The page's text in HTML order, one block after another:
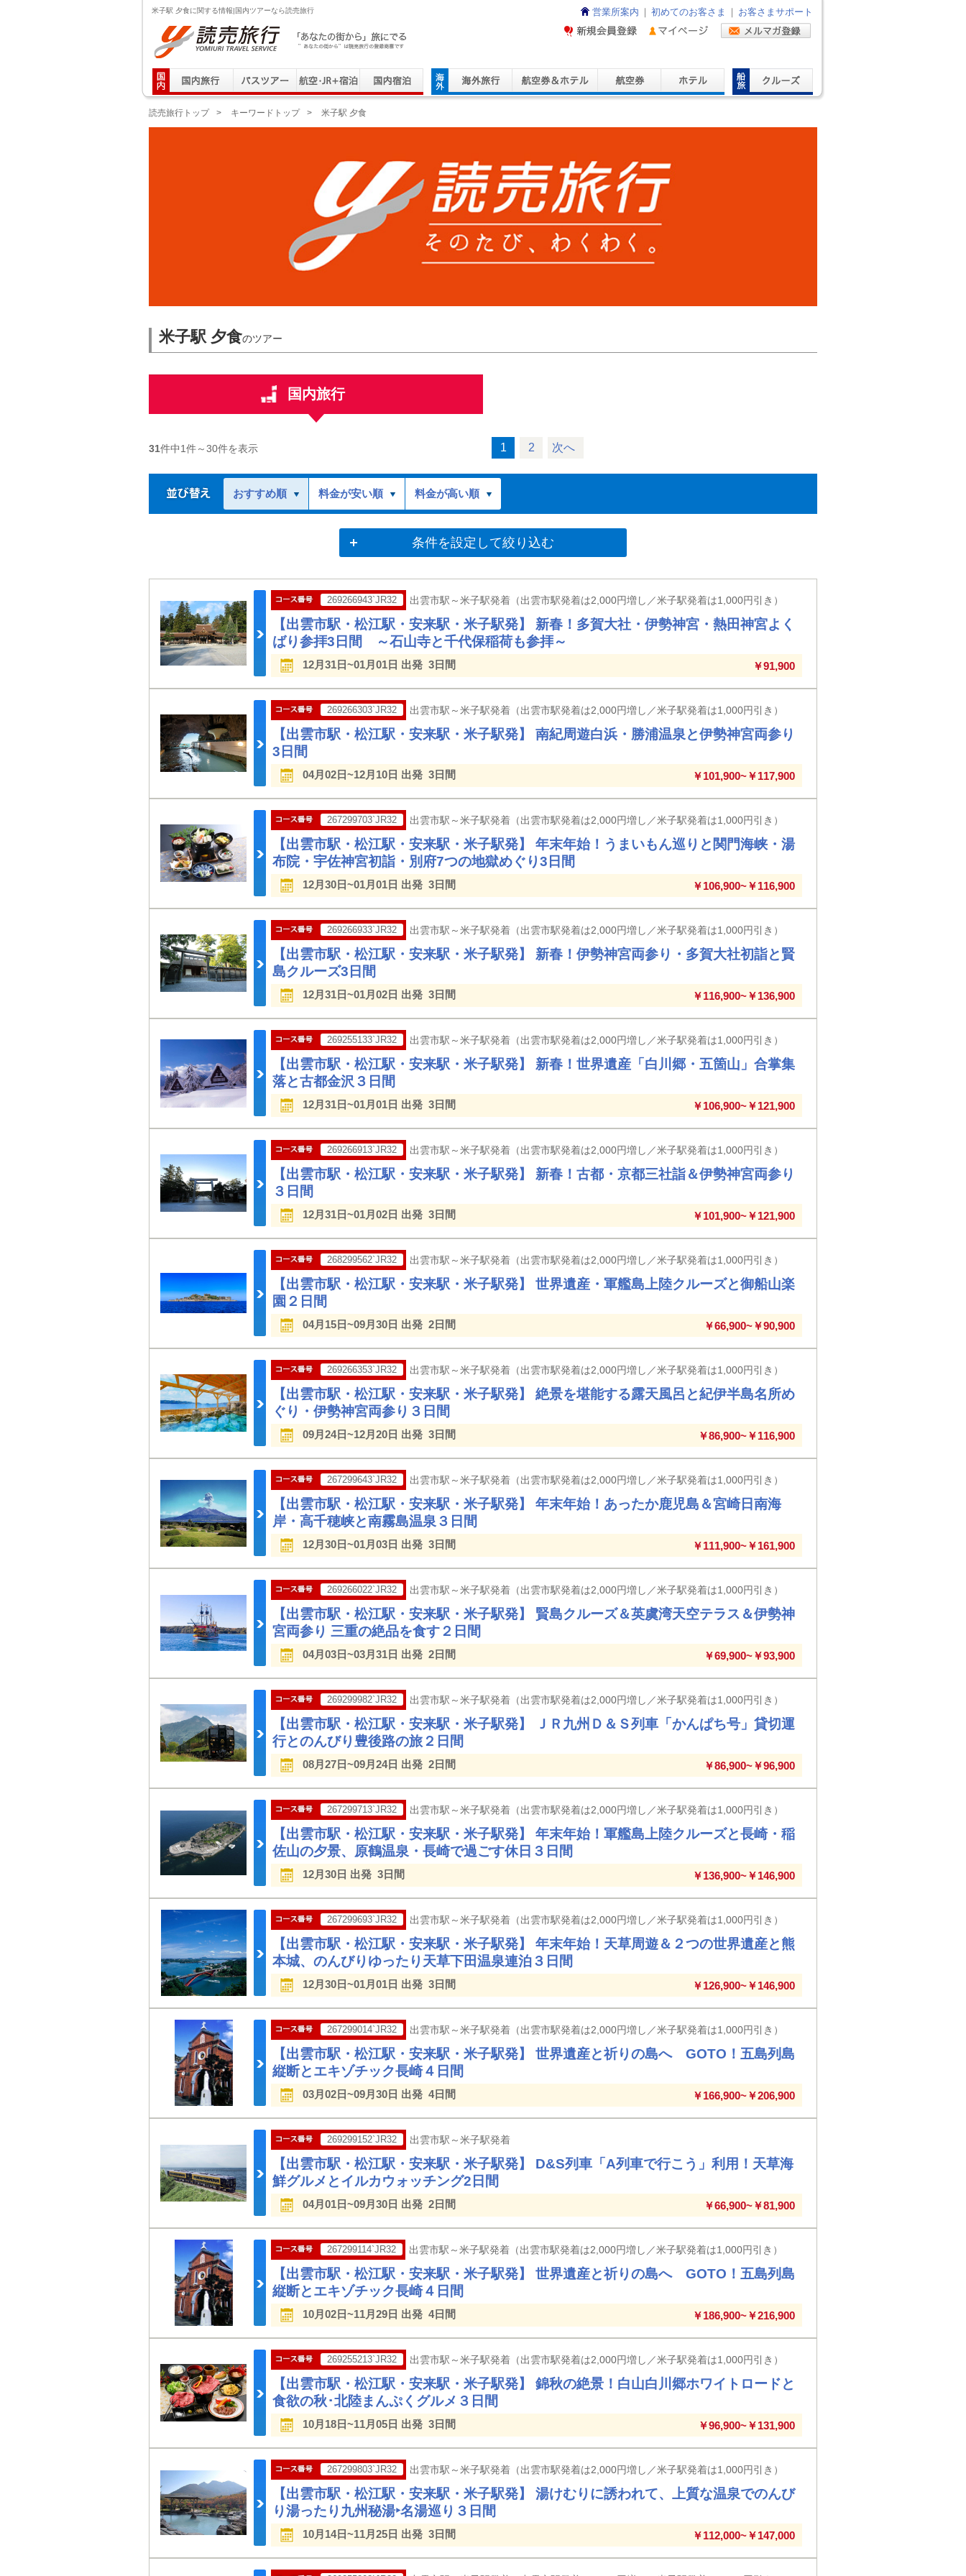
米子駅 夕食に関する情報|国内ツアーなら読売旅行
読売旅行 「あなたの街から」旅にでる｜Yomiuri Travel Service
営業所案内 初めてのお客さま お客さまサポート
読売旅行トップ > キーワードトップ > 米子駅 夕食
米子駅 夕食のツアー
国内旅行
31件中1件～30件を表示 1 2 次へ
おすすめ順 料金が安い順 料金が高い順
条件を設定して絞り込む
269266943`JR32 出雲市駅～米子駅発着（出雲市駅発着は2,000円増し／米子駅発着は1,000円引き）
【出雲市駅・松江駅・安来駅・米子駅発】 新春！多賀大社・伊勢神宮・熱田神宮よく
ばり参拝3日間 ～石山寺と千代保稲荷も参拝～
12月31日~01月01日 出発 3日間 ￥91,900
269266303`JR32 出雲市駅～米子駅発着（出雲市駅発着は2,000円増し／米子駅発着は1,000円引き）
【出雲市駅・松江駅・安来駅・米子駅発】 南紀周遊白浜・勝浦温泉と伊勢神宮両参り
3日間
04月02日~12月10日 出発 3日間 ￥101,900~￥117,900
267299703`JR32 出雲市駅～米子駅発着（出雲市駅発着は2,000円増し／米子駅発着は1,000円引き）
【出雲市駅・松江駅・安来駅・米子駅発】 年末年始！うまいもん巡りと関門海峡・湯
布院・宇佐神宮初詣・別府7つの地獄めぐり3日間
12月30日~01月01日 出発 3日間 ￥106,900~￥116,900
269266933`JR32 出雲市駅～米子駅発着（出雲市駅発着は2,000円増し／米子駅発着は1,000円引き）
【出雲市駅・松江駅・安来駅・米子駅発】 新春！伊勢神宮両参り・多賀大社初詣と賢
島クルーズ3日間
12月31日~01月02日 出発 3日間 ￥116,900~￥136,900
269255133`JR32 出雲市駅～米子駅発着（出雲市駅発着は2,000円増し／米子駅発着は1,000円引き）
【出雲市駅・松江駅・安来駅・米子駅発】 新春！世界遺産「白川郷・五箇山」合掌集
落と古都金沢３日間
12月31日~01月01日 出発 3日間 ￥106,900~￥121,900
269266913`JR32 出雲市駅～米子駅発着（出雲市駅発着は2,000円増し／米子駅発着は1,000円引き）
【出雲市駅・松江駅・安来駅・米子駅発】 新春！古都・京都三社詣＆伊勢神宮両参り
３日間
12月31日~01月02日 出発 3日間 ￥101,900~￥121,900
268299562`JR32 出雲市駅～米子駅発着（出雲市駅発着は2,000円増し／米子駅発着は1,000円引き）
【出雲市駅・松江駅・安来駅・米子駅発】 世界遺産・軍艦島上陸クルーズと御船山楽
園２日間
04月15日~09月30日 出発 2日間 ￥66,900~￥90,900
269266353`JR32 出雲市駅～米子駅発着（出雲市駅発着は2,000円増し／米子駅発着は1,000円引き）
【出雲市駅・松江駅・安来駅・米子駅発】 絶景を堪能する露天風呂と紀伊半島名所め
ぐり・伊勢神宮両参り３日間
09月24日~12月20日 出発 3日間 ￥86,900~￥116,900
267299643`JR32 出雲市駅～米子駅発着（出雲市駅発着は2,000円増し／米子駅発着は1,000円引き）
【出雲市駅・松江駅・安来駅・米子駅発】 年末年始！あったか鹿児島＆宮崎日南海
岸・高千穂峡と南霧島温泉３日間
12月30日~01月03日 出発 3日間 ￥111,900~￥161,900
269266022`JR32 出雲市駅～米子駅発着（出雲市駅発着は2,000円増し／米子駅発着は1,000円引き）
【出雲市駅・松江駅・安来駅・米子駅発】 賢島クルーズ＆英虞湾天空テラス＆伊勢神
宮両参り 三重の絶品を食す２日間
04月03日~03月31日 出発 2日間 ￥69,900~￥93,900
269299982`JR32 出雲市駅～米子駅発着（出雲市駅発着は2,000円増し／米子駅発着は1,000円引き）
【出雲市駅・松江駅・安来駅・米子駅発】 ＪＲ九州Ｄ＆Ｓ列車「かんぱち号」貸切運
行とのんびり豊後路の旅２日間
08月27日~09月24日 出発 2日間 ￥86,900~￥96,900
267299713`JR32 出雲市駅～米子駅発着（出雲市駅発着は2,000円増し／米子駅発着は1,000円引き）
【出雲市駅・松江駅・安来駅・米子駅発】 年末年始！軍艦島上陸クルーズと長崎・稲
佐山の夕景、原鶴温泉・長崎で過ごす休日３日間
12月30日 出発 3日間 ￥136,900~￥146,900
267299693`JR32 出雲市駅～米子駅発着（出雲市駅発着は2,000円増し／米子駅発着は1,000円引き）
【出雲市駅・松江駅・安来駅・米子駅発】 年末年始！天草周遊＆２つの世界遺産と熊
本城、のんびりゆったり天草下田温泉連泊３日間
12月30日~01月01日 出発 3日間 ￥126,900~￥146,900
267299014`JR32 出雲市駅～米子駅発着（出雲市駅発着は2,000円増し／米子駅発着は1,000円引き）
【出雲市駅・松江駅・安来駅・米子駅発】 世界遺産と祈りの島へ GOTO！五島列島
縦断とエキゾチック長崎４日間
03月02日~09月30日 出発 4日間 ￥166,900~￥206,900
269299152`JR32 出雲市駅～米子駅発着
【出雲市駅・松江駅・安来駅・米子駅発】 D&S列車「A列車で行こう」利用！天草海
鮮グルメとイルカウォッチング2日間
04月01日~09月30日 出発 2日間 ￥66,900~￥81,900
267299114`JR32 出雲市駅～米子駅発着（出雲市駅発着は2,000円増し／米子駅発着は1,000円引き）
【出雲市駅・松江駅・安来駅・米子駅発】 世界遺産と祈りの島へ GOTO！五島列島
縦断とエキゾチック長崎４日間
10月02日~11月29日 出発 4日間 ￥186,900~￥216,900
269255213`JR32 出雲市駅～米子駅発着（出雲市駅発着は2,000円増し／米子駅発着は1,000円引き）
【出雲市駅・松江駅・安来駅・米子駅発】 錦秋の絶景！白山白川郷ホワイトロードと
食欲の秋･北陸まんぷくグルメ３日間
10月18日~11月05日 出発 3日間 ￥96,900~￥131,900
267299803`JR32 出雲市駅～米子駅発着（出雲市駅発着は2,000円増し／米子駅発着は1,000円引き）
【出雲市駅・松江駅・安来駅・米子駅発】 湯けむりに誘われて、上質な温泉でのんび
り湯ったり九州秘湯‣名湯巡り３日間
10月14日~11月25日 出発 3日間 ￥112,000~￥147,000